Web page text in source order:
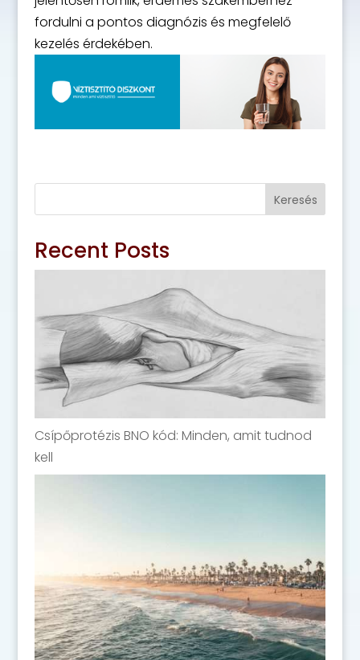
fordulni a pontos diagnózis és megfelelő
kezelés érdekében.
Keresés
Recent Posts
Csípőprotézis BNO kód: Minden, amit tudnod
kell